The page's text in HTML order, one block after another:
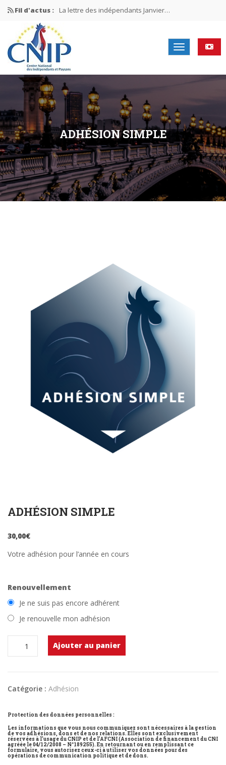
Fil d'actus : La lettre des indépendants Janvier…
La lettre des indépendants Novembre…
La lettre des indépendants Juin…
Mission nationale ÉLECTIONS MUNICIPALES 2026
La lettre des indépendants N°2-2026
ADHÉSION SIMPLE
ADHÉSION SIMPLE
30,00€
Votre adhésion pour l’année en cours
Renouvellement
Je ne suis pas encore adhérent
Je renouvelle mon adhésion
quantité
de
Ajouter au panier
Catégorie : Adhésion
Protection des données personnelles :
Les informations que vous nous communiquez sont nécessaires à la gestion
de vos adhésions, dons et de nos relations. Elles sont exclusivement
réservées à l’usage du CNIP et de l’AFCNI (Association de financement du CNI
agréée le 04/12/2008 – N°189255). En retournant ou en remplissant ce
formulaire, vous autorisez ceux-ci à utiliser vos données pour des
opérations de communication politique et de dons.